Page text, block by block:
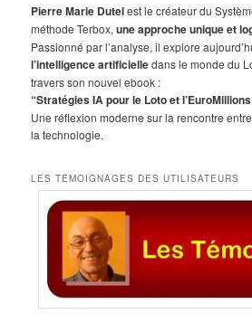
h
e
r
c
h
e
Pierre Marie Dutelest le créateur du
méthode Terbox,une approche unique et
Passionné par l’analyse, il explore
l’intelligence artificielledans le monde du
travers son nouvel ebook :
“Stratégies IA pour le Loto et
Une réflexion moderne sur la rencontre
la technologie.
LES TEMOIGNAGES DES UTILISATEURS